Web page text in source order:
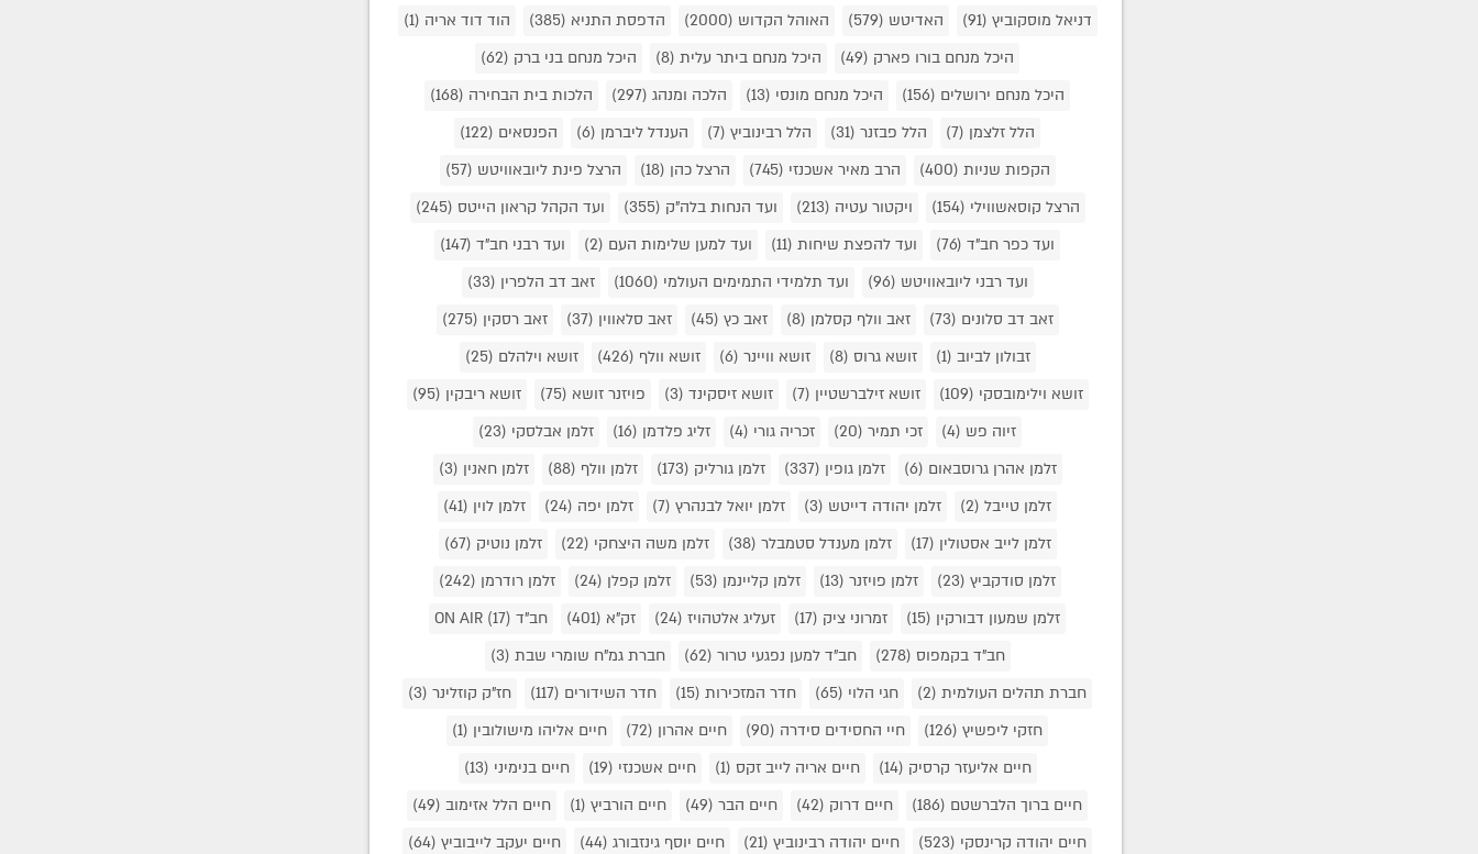
דניאל מוסקוביץ (91) האדיטש (579) האוהל הקדוש (2000) הדפסת התניא (385) הוד דוד אריה (1)
היכל מנחם בורו פארק (49) היכל מנחם ביתר עלית (8) היכל מנחם בני ברק (62)
היכל מנחם ירושלים (156) היכל מנחם מונסי (13) הלכה ומנהג (297) הלכות בית הבחירה (168)
הלל זלצמן (7) הלל פבזנר (31) הלל רבינוביץ (7) הענדל ליברמן (6) הפנסאים (122)
הקפות שניות (400) הרב מאיר אשכנזי (745) הרצל כהן (18) הרצל פינת ליובאוויטש (57)
הרצל קוסאשווילי (154) ויקטור עטיה (213) ועד הנחות בלה"ק (355) ועד הקהל קראון הייטס (245)
ועד כפר חב"ד (76) ועד להפצת שיחות (11) ועד למען שלימות העם (2) ועד רבני חב"ד (147)
ועד רבני ליובאוויטש (96) ועד תלמידי התמימים העולמי (1060) זאב דב הלפרין (33)
זאב דב סלונים (73) זאב וולף קסלמן (8) זאב כץ (45) זאב סלאווין (37) זאב רסקין (275)
זבולון לביוב (1) זושא גרוס (8) זושא וויינר (6) זושא וולף (426) זושא וילהלם (25)
זושא וילימובסקי (109) זושא זילברשטיין (7) זושא זיסקינד (3) פויזנר זושא (75) זושא ריבקין (95)
זיוה פש (4) זכי תמיר (20) זכריה גורי (4) זליג פלדמן (16) זלמן אבלסקי (23)
זלמן אהרן גרוסבאום (6) זלמן גופין (337) זלמן גורליק (173) זלמן וולף (88) זלמן חאנין (3)
זלמן טייבל (2) זלמן יהודה דייטש (3) זלמן יואל לבנהרץ (7) זלמן יפה (24) זלמן לוין (41)
זלמן לייב אסטולין (17) זלמן מענדל סטמבלר (38) זלמן משה היצחקי (22) זלמן נוטיק (67)
זלמן סודקביץ (23) זלמן פויזנר (13) זלמן קליינמן (53) זלמן קפלן (24) זלמן רודרמן (242)
זלמן שמעון דבורקין (15) זמרוני ציק (17) זעליג אלטהויז (24) זק"א (401) חב"ד ON AIR (17)
חב"ד בקמפוס (278) חב"ד למען נפגעי טרור (62) חברת גמ"ח שומרי שבת (3)
חברת תהלים העולמית (2) חגי הלוי (65) חדר המזכירות (15) חדר השידורים (117) חז"ק קוזלינר (3)
חזקי ליפשיץ (126) חיי החסידים סידרה (90) חיים אהרון (72) חיים אליהו מישולובין (1)
חיים אליעזר קרסיק (14) חיים אריה לייב זקס (1) חיים אשכנזי (19) חיים בנימיני (13)
חיים ברוך הלברשטם (186) חיים דרוק (42) חיים הבר (49) חיים הורביץ (1) חיים הלל אזימוב (49)
חיים יהודה קרינסקי (523) חיים יהודה רבינוביץ (21) חיים יוסף גינזבורג (44) חיים יעקב לייבוביץ (64)